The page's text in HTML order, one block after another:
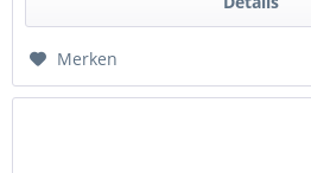
Merken